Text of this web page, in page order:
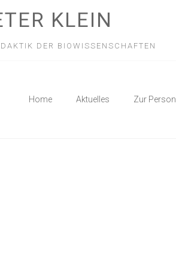
KLEIN
DER BIOWISSENSCHAFTEN
Home Aktuelles Zur Person